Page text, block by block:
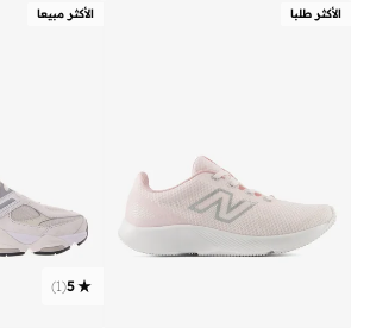
الأكثر طلبا الأكثر مبيعا
5
(
1
)